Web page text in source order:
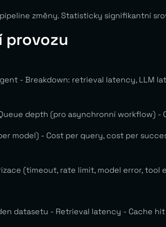
změny. Statisticky signifikantní
provozu
- Breakdown: retrieval latency, LLM
depth (pro asynchronní workflow) -
model) - Cost per query, cost per
(timeout, rate limit, model error, tool
datasetu - Retrieval latency - Cache